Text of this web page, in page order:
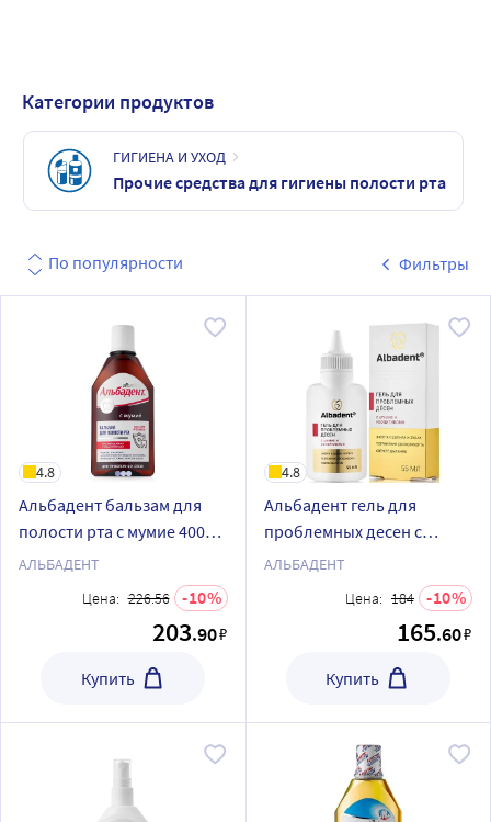
Категории продуктов
ГИГИЕНА И УХОД
Прочие средства для гигиены полости рта
По популярности Фильтры
4.8
Альбадент бальзам для
полости рта с мумие 400
мл
АЛЬБАДЕНТ
Цена: 226.56 10
203.90₽
Купить
4.8
Альбадент гель для
проблемных десен с
мумие и неовитином 55 мл
АЛЬБАДЕНТ
Цена: 184 10
165.60₽
Купить